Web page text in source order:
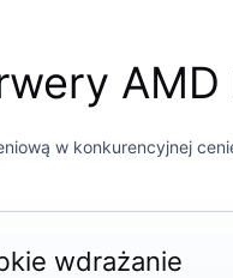
AMD
w konkurencyjnej
wdrażanie